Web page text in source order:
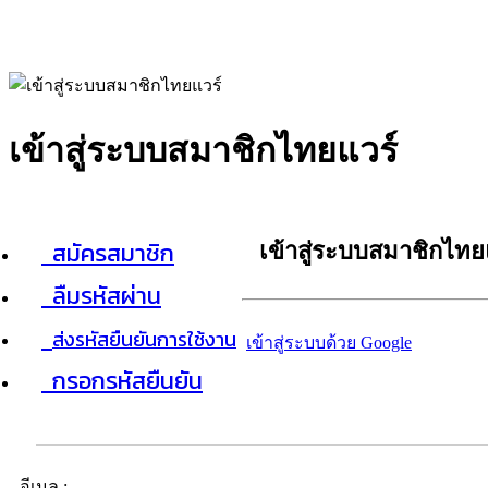
เข้าสู่ระบบสมาชิกไทยแวร์
สมัครสมาชิก
ลืมรหัสผ่าน
ส่งรหัสยืนยันการใช้งาน
กรอกรหัสยืนยัน
เข้าสู่ระบบสมาชิกไท
เข้าสู่ระบบด้วย Google